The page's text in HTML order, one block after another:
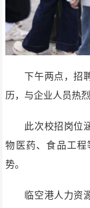
下午两点，招
历，与企业人员热烈
此次校招岗位
物医药、食品工
势。
临空港人力资